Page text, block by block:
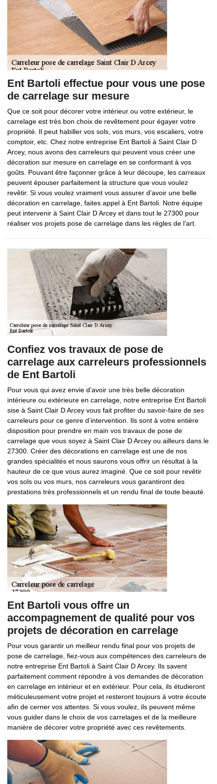
Ent Bartoli effectue pour vous une pose
de carrelage sur mesure
Que ce soit pour décorer votre intérieur ou votre extérieur, le
carrelage est très bon choix de revêtement pour égayer votre
propriété. Il peut habiller vos sols, vos murs, vos escaliers, votre
comptoir, etc. Chez notre entreprise Ent Bartoli à Saint Clair D
Arcey, nous avons des carreleurs qui peuvent vous créer une
décoration sur mesure en carrelage en se conformant à vos
goûts. Pouvant être façonner grâce à leur découpe, les carreaux
peuvent épouser parfaitement la structure que vous voulez
revêtir. Si vous voulez vraiment vous assurer d’avoir une belle
décoration en carrelage, faites appel à Ent Bartoli. Notre équipe
peut intervenir à Saint Clair D Arcey et dans tout le 27300 pour
réaliser vos projets pose de carrelage dans les règles de l’art.
Confiez vos travaux de pose de
carrelage aux carreleurs professionnels
de Ent Bartoli
Pour vous qui avez envie d’avoir une très belle décoration
intérieure ou extérieure en carrelage, notre entreprise Ent Bartoli
sise à Saint Clair D Arcey vous fait profiter du savoir-faire de ses
carreleurs pour ce genre d’intervention. Ils sont à votre entière
disposition pour prendre en main vos travaux de pose de
carrelage que vous soyez à Saint Clair D Arcey ou ailleurs dans le
27300. Créer des décorations en carrelage est une de nos
grandes spécialités et nous saurons vous offrir un résultat à la
hauteur de ce que vous aurez imaginé. Que ce soit pour revêtir
vos sols ou vos murs, nos carreleurs vous garantiront des
prestations très professionnels et un rendu final de toute beauté.
Ent Bartoli vous offre un
accompagnement de qualité pour vos
projets de décoration en carrelage
Pour vous garantir un meilleur rendu final pour vos projets de
pose de carrelage, fiez-vous aux compétences des carreleurs de
notre entreprise Ent Bartoli à Saint Clair D Arcey. Ils savent
parfaitement comment répondre à vos demandes de décoration
en carrelage en intérieur et en extérieur. Pour cela, ils étudieront
méticuleusement votre projet et resteront toujours à votre écoute
afin de cerner vos attentes. Si vous voulez, ils peuvent même
vous guider dans le choix de vos carrelages et de la meilleure
manière de décorer votre propriété avec ces revêtements.